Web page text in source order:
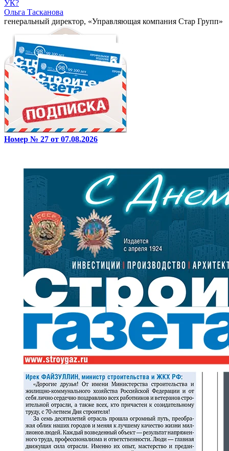
УК?
Ольга Тасканова
генеральный директор, «Управляющая компания Стар Групп»
Номер № 27 от 07.08.2026